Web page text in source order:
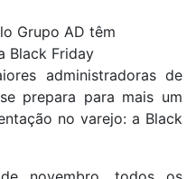
Grupo AD têm
Black Friday
administradoras de
prepara para mais um
no varejo: a Black